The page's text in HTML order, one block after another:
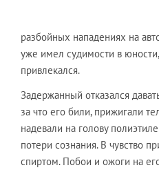
разбойных нападениях на
уже имел судимости в
привлекался.
Задержанный отказался
за что его били, прижигали
надевали на голову
потери сознания. В чувство
спиртом. Побои и ожоги на